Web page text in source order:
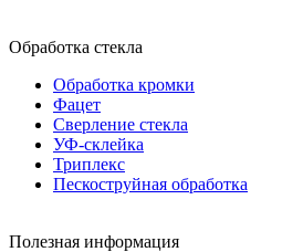
Обработка стекла
Обработка кромки
Фацет
Сверление стекла
УФ-склейка
Триплекс
Пескоструйная обработка
Полезная информация